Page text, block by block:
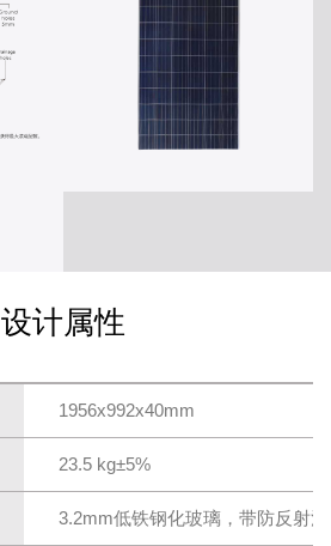
设计属性
1956x992x40mm
23.5 kg±5%
3.2mm低铁钢化玻璃，带防反射